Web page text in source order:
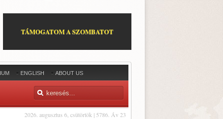
TÁMOGATOM A SZOMBATOT
ENGLISH ABOUT US
2026. augusztus 6, csütörtök | 5786. Áv 23